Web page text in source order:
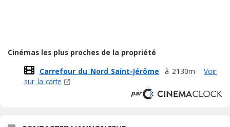
Cinémas les plus proches de la propriété
Carrefour du Nord Saint-Jérôme
à 2130m
Voir
sur la carte
par